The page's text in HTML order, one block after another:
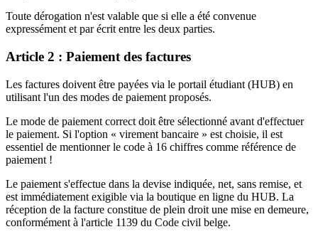
Toute dérogation n'est valable que si elle a été convenue
expressément et par écrit entre les deux parties.
Article 2 : Paiement des factures
Les factures doivent être payées via le portail étudiant (HUB) en
utilisant l'un des modes de paiement proposés.
Le mode de paiement correct doit être sélectionné avant d'effectuer
le paiement. Si l'option « virement bancaire » est choisie, il est
essentiel de mentionner le code à 16 chiffres comme référence de
paiement !
Le paiement s'effectue dans la devise indiquée, net, sans remise, et
est immédiatement exigible via la boutique en ligne du HUB. La
réception de la facture constitue de plein droit une mise en demeure,
conformément à l'article 1139 du Code civil belge.